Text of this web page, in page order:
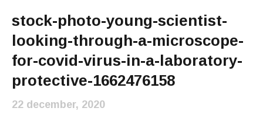
stock-photo-young-scientist-
looking-through-a-microscope-
for-covid-virus-in-a-laboratory-
protective-1662476158
22 december, 2020